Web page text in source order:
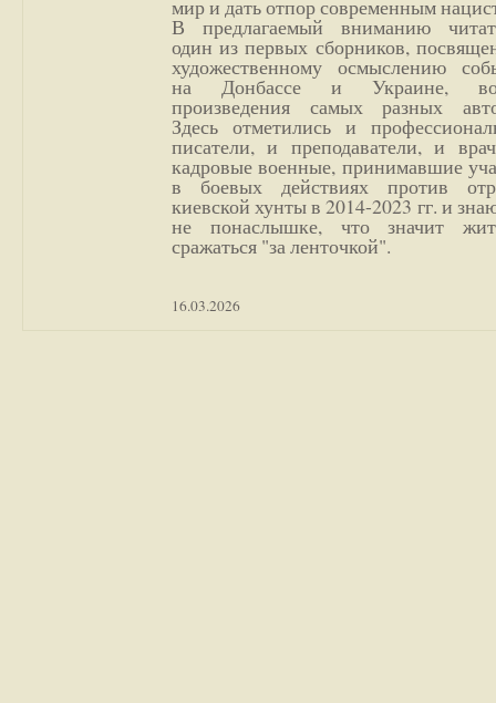
мир и дать отпор современным
В предлагаемый вниманию
один из первых сборников,
художественному осмыслению
на Донбассе и Украине,
произведения самых разных
Здесь отметились и
писатели, и преподаватели, и
кадровые военные, принимавшие
в боевых действиях против
киевской хунты в 2014-2023 гг. и
не понаслышке, что значит
сражаться "за ленточкой".
16.03.2026